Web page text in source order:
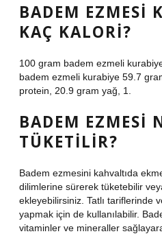
BADEM EZMESI
KAÇ KALORI?
100 gram badem ezmeli
badem ezmeli kurabiye 59.7
protein, 20.9 gram yağ, 1.
BADEM EZMESI
TÜKETILIR?
Badem ezmesini kahvaltıda
dilimlerine sürerek tüketebilir
ekleyebilirsiniz. Tatlı tariflerinde
yapmak için de kullanılabilir.
vitaminler ve mineraller